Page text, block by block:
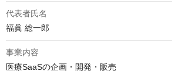
代表者氏名
福眞 総一郎
事業内容
医療SaaSの企画・開発・販売